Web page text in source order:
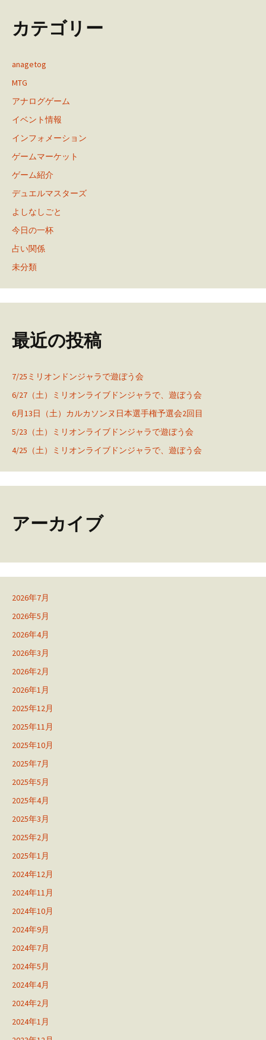
カテゴリー
anagetog
MTG
アナログゲーム
イベント情報
インフォメーション
ゲームマーケット
ゲーム紹介
デュエルマスターズ
よしなしごと
今日の一杯
占い関係
未分類
最近の投稿
7/25ミリオンドンジャラで遊ぼう会
6/27（土）ミリオンライブドンジャラで、遊ぼう会
6月13日（土）カルカソンヌ日本選手権予選会2回目
5/23（土）ミリオンライブドンジャラで遊ぼう会
4/25（土）ミリオンライブドンジャラで、遊ぼう会
アーカイブ
2026年7月
2026年5月
2026年4月
2026年3月
2026年2月
2026年1月
2025年12月
2025年11月
2025年10月
2025年7月
2025年5月
2025年4月
2025年3月
2025年2月
2025年1月
2024年12月
2024年11月
2024年10月
2024年9月
2024年7月
2024年5月
2024年4月
2024年2月
2024年1月